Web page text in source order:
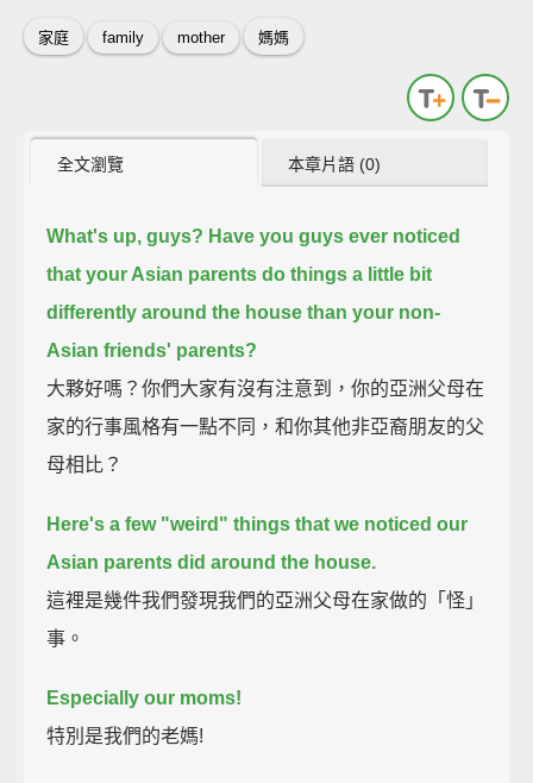
家庭 family mother 媽媽
全文瀏覽 本章片語 (0)
What's up, guys? Have you guys ever noticed
that your Asian parents do things a little bit
differently around the house than your non-
Asian friends' parents?
大夥好嗎？你們大家有沒有注意到，你的亞洲父母在
家的行事風格有一點不同，和你其他非亞裔朋友的父
母相比？
Here's a few "weird" things that we noticed our
Asian parents did around the house.
這裡是幾件我們發現我們的亞洲父母在家做的「怪」
事。
Especially our moms!
特別是我們的老媽!